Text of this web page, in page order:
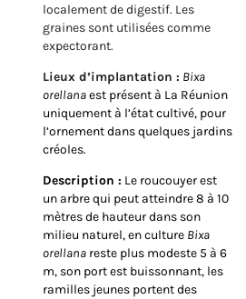
localement de digestif. Les
graines sont utilisées comme
expectorant.
Lieux d’implantation : Bixa
orellanaest présent à La Réunion
uniquement à l’état cultivé, pour
l’ornement dans quelques jardins
créoles.
Description : Le roucouyer est
un arbre qui peut atteindre 8 à 10
mètres de hauteur dans son
milieu naturel, en culture Bixa
orellana reste plus modeste 5 à 6
m, son port est buissonnant, les
ramilles jeunes portent des